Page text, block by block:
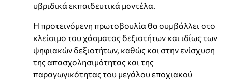
υβριδικά εκπαιδευτικά μοντέλα.
Η προτεινόμενη πρωτοβουλία θα συμβάλλει στο
κλείσιμο του χάσματος δεξιοτήτων και ιδίως των
ψηφιακών δεξιοτήτων, καθώς και στην ενίσχυση
της απασχολησιμότητας και της
παραγωγικότητας του μεγάλου εποχιακού